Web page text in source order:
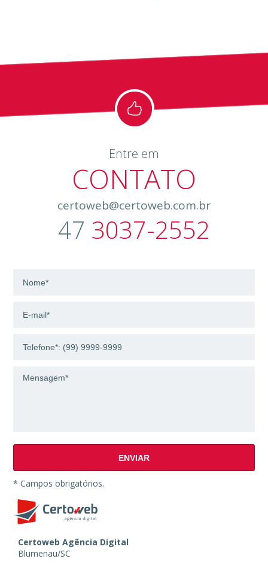
Entre em
CONTATO
certoweb@certoweb.com.br
47 3037-2552
ENVIAR
* Campos obrigatórios.
Certoweb Agência Digital
Blumenau/SC